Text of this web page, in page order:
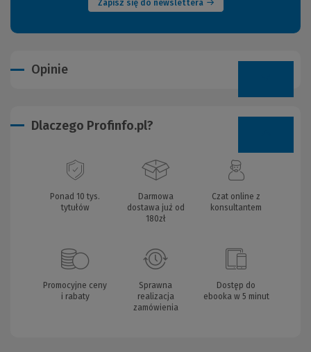
Zapisz się do newslettera
Opinie
Dlaczego Profinfo.pl?
Ponad 10 tys.
tytułów
Darmowa
dostawa już od
180zł
Czat online z
konsultantem
Promocyjne ceny
i rabaty
Sprawna
realizacja
zamówienia
Dostęp do
ebooka w 5 minut